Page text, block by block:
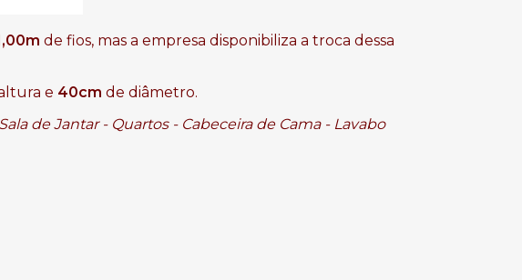
de fios, mas a empresa disponibiliza a troca dessa
e 40cm de diâmetro.
de Jantar - Quartos - Cabeceira de Cama - Lavabo